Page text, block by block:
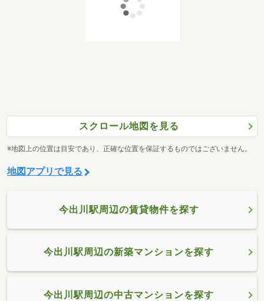
スクロール地図を見る
※地図上の位置は目安であり、正確な位置を保証するものではございません。
地図アプリで見る
今出川駅周辺の賃貸物件を探す
今出川駅周辺の新築マンションを探す
今出川駅周辺の中古マンションを探す